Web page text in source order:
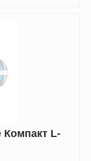
Компакт L-